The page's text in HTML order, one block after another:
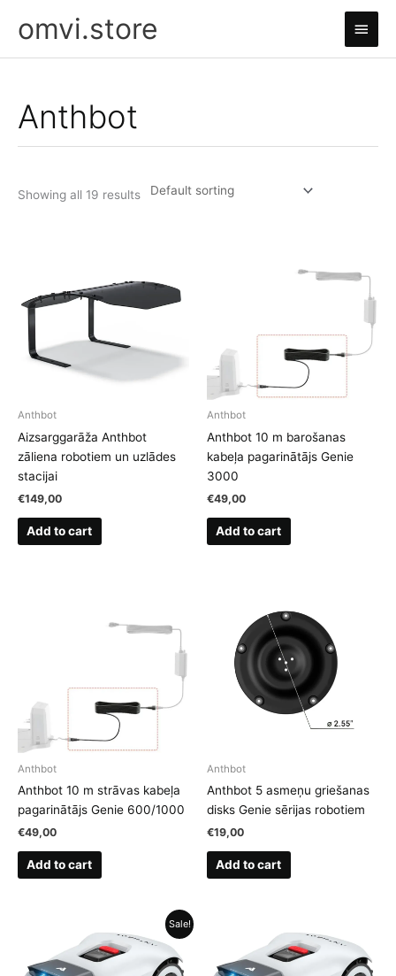
omvi.store
Main
Menu
Anthbot
Showing all 19 results
Anthbot
Aizsarggarāža Anthbot
zāliena robotiem un uzlādes
stacijai
€149,00
Add to cart
Anthbot
Anthbot 10 m barošanas
kabeļa pagarinātājs Genie
3000
€49,00
Add to cart
Anthbot
Anthbot 10 m strāvas kabeļa
pagarinātājs Genie 600/1000
€49,00
Add to cart
Anthbot
Anthbot 5 asmeņu griešanas
disks Genie sērijas robotiem
€19,00
Add to cart
Sale!